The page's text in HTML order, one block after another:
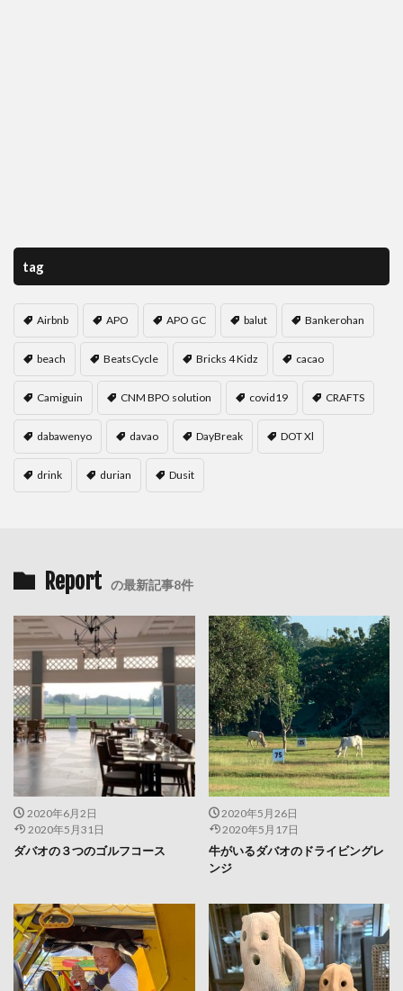
tag
Airbnb APO APO GC balut Bankerohan
beach BeatsCycle Bricks 4 Kidz cacao
Camiguin CNM BPO solution covid19 CRAFTS
dabawenyo davao DayBreak DOT Xl
drink durian Dusit
Report の最新記事8件
2020年6月2日
2020年5月31日
ダバオの３つのゴルフコース
2020年5月26日
2020年5月17日
牛がいるダバオのドライビングレ
ンジ